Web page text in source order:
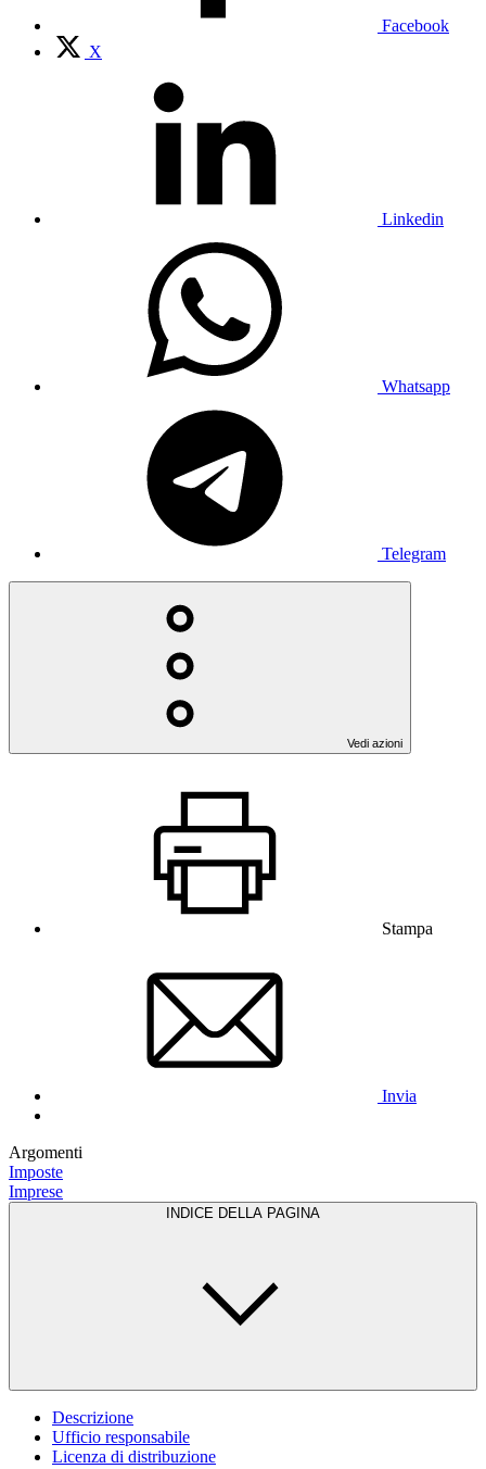
Facebook
X
Linkedin
Whatsapp
Telegram
Vedi azioni
Stampa
Invia
Argomenti
Imposte
Imprese
INDICE DELLA PAGINA
Descrizione
Ufficio responsabile
Licenza di distribuzione